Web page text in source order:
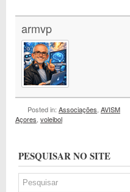
armvp
Posted in: Associações AVISM
Açores voleibol
PESQUISAR NO SITE